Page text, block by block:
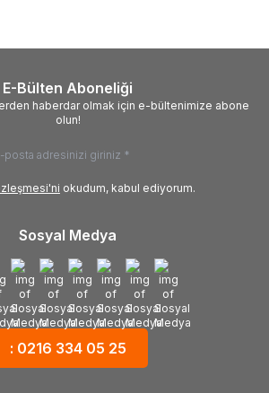
E-Bülten Aboneliği
haberdar olmak için e-bültenimize abone
olun!
okudum, kabul ediyorum.
Sosyal Medya
: 0216 334 05 25